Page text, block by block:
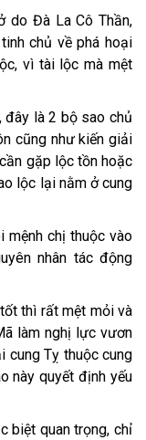
do Đà La Cô Thần,
chủ về phá hoại
vì tài lộc mà mệt
đây là 2 bộ sao chủ
cũng như kiến giải
gặp lộc tồn hoặc
lộc lại nằm ở cung
mệnh chị thuộc vào
nhân tác động
thì rất mệt mỏi và
làm nghị lực vươn
cung Tỵ thuộc cung
này quyết định yếu
biệt quan trọng, chỉ